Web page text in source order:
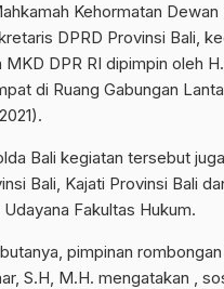
Kehormatan
DPRD Provinsi Bali,
DPR RI dipimpin oleh H.
di Ruang Gabungan
Bali kegiatan tersebut
Bali, Kajati Provinsi Bali
Fakultas Hukum.
pimpinan
S.H, M.H. mengatakan ,